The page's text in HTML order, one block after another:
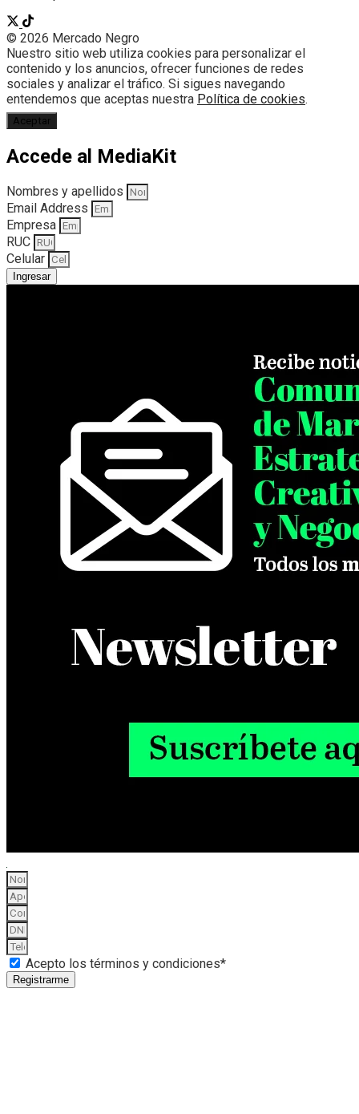
© 2026 Mercado Negro
Nuestro sitio web utiliza cookies para personalizar el
contenido y los anuncios, ofrecer funciones de redes
sociales y analizar el tráfico. Si sigues navegando
entendemos que aceptas nuestra Política de cookies.
Aceptar
Accede al MediaKit
Nombres y apellidos
Email Address
Empresa
RUC
Celular
Ingresar
Acepto los términos y condiciones*
Registrarme